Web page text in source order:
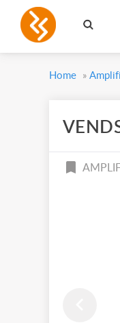
Home »